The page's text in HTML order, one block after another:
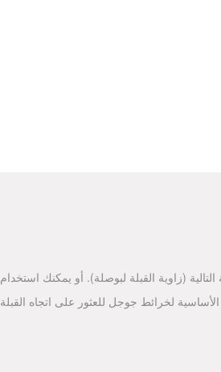
(زاوية القبلة لبوصلة). أو يمكنك استخدام